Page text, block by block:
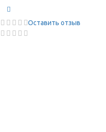
Оставить отзыв